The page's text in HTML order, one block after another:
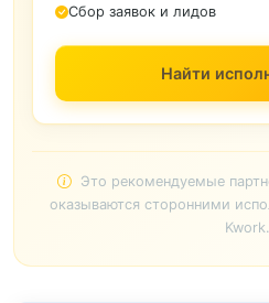
Сбор заявок и лидов
Найти
Это рекомендуемые
оказываются сторонними
Kwork.